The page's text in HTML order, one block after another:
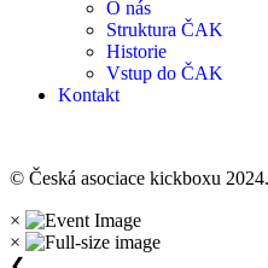
O nás
Struktura ČAK
Historie
Vstup do ČAK
Kontakt
© Česká asociace kickboxu
×
×